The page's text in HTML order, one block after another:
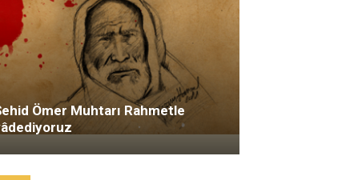
Ömer Muhtarı Rahmetle